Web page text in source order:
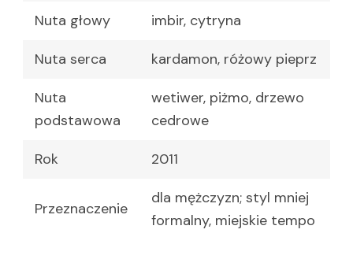
Nuta głowy imbir, cytryna
Nuta serca kardamon, różowy pieprz
Nuta
podstawowa
wetiwer, piżmo, drzewo
cedrowe
Rok 2011
Przeznaczenie
dla mężczyzn; styl mniej
formalny, miejskie tempo